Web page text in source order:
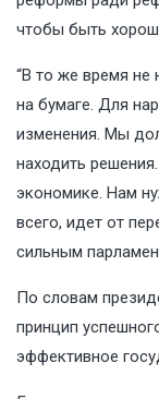
чтобы быть
“В то же время не
на бумаге. Для
изменения. Мы
находить
экономике. Нам
всего, идет от
сильным
По словам
принцип
эффективное